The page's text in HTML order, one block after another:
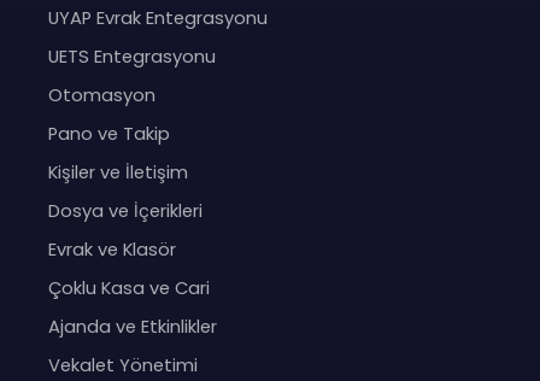
UYAP Evrak Entegrasyonu
UETS Entegrasyonu
Otomasyon
Pano ve Takip
Kişiler ve İletişim
Dosya ve İçerikleri
Evrak ve Klasör
Çoklu Kasa ve Cari
Ajanda ve Etkinlikler
Vekalet Yönetimi